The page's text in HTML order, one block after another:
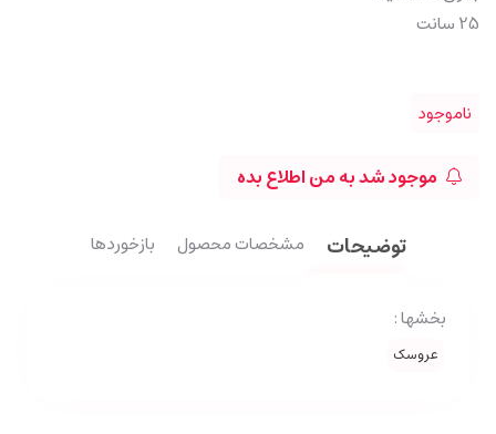
25 سانت
ناموجود
موجود شد به من اطلاع بده
توضیحات مشخصات محصول بازخوردها
بخشها :
عروسک